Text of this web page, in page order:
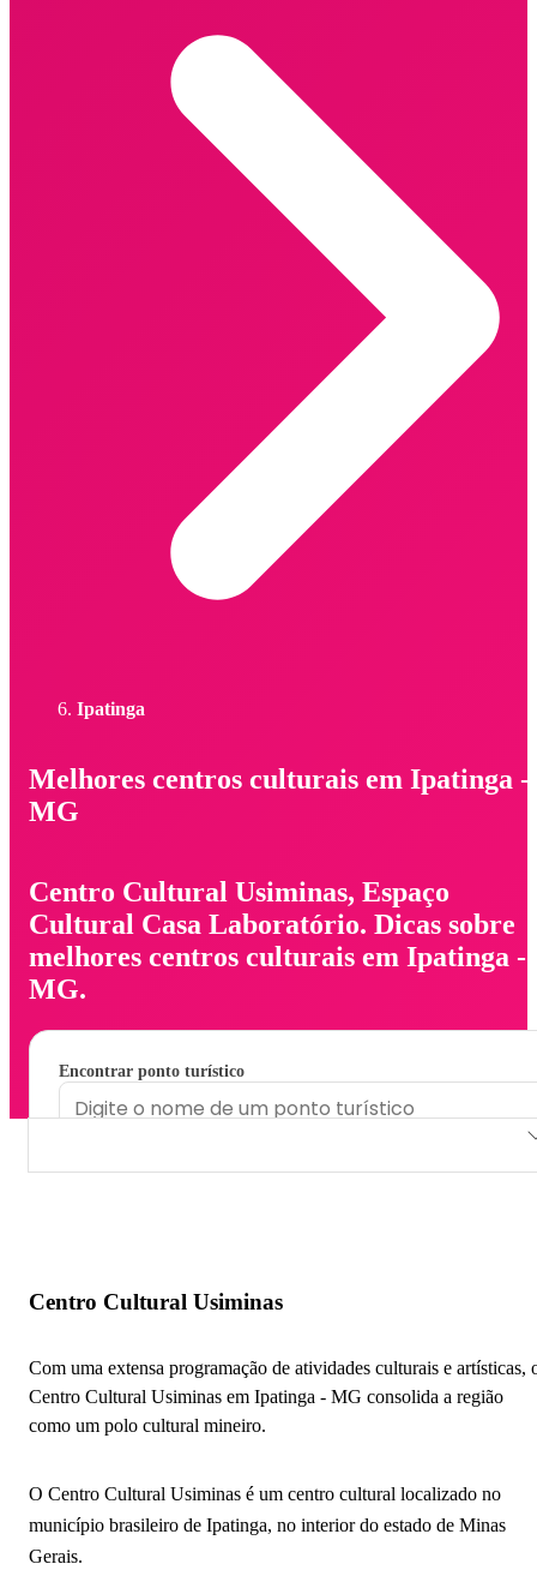
Ipatinga
Melhores centros culturais em Ipatinga -
MG
Centro Cultural Usiminas, Espaço
Cultural Casa Laboratório. Dicas sobre
melhores centros culturais em Ipatinga -
MG.
Encontrar ponto turístico
Centro Cultural Usiminas
Com uma extensa programação de atividades culturais e artísticas,
Centro Cultural Usiminas em Ipatinga - MG consolida a região
como um polo cultural mineiro.
O Centro Cultural Usiminas é um centro cultural localizado no
município brasileiro de Ipatinga, no interior do estado de Minas
Gerais.